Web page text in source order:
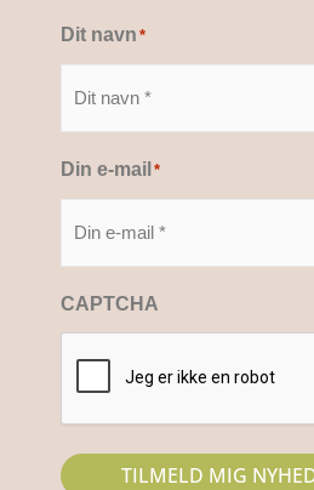
Dit navn *
Din e-mail *
CAPTCHA
TILMELD MIG